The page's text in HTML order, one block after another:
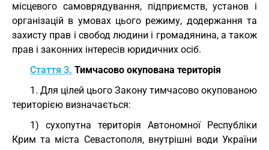
місцевого самоврядування, підприємств, установ і
організацій в умовах цього режиму, додержання та
захисту прав і свобод людини і громадянина, а також
прав і законних інтересів юридичних осіб.
Стаття 3. Тимчасово окупована територія
1. Для цілей цього Закону тимчасово окупованою
територією визначається:
1) сухопутна територія Автономної Республіки
Крим та міста Севастополя, внутрішні води України